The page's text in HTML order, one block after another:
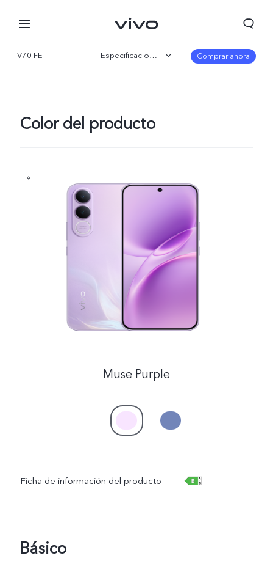
V70 FE Especificaciones Comprar ahora
Color del producto
Muse Purple
Ficha de información del producto
Básico